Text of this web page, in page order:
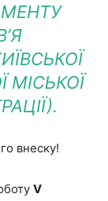
МІСЬКОЇ
внеску!
V